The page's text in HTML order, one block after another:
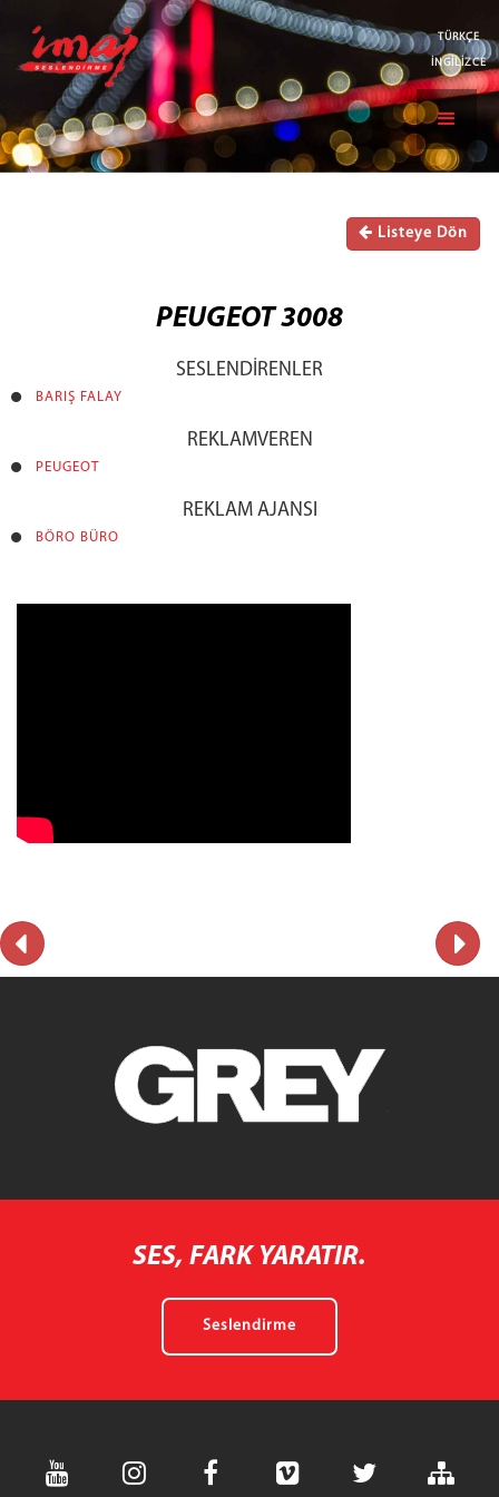
TÜRKÇE
İNGİLİZCE
Listeye Dön
PEUGEOT 3008
SESLENDİRENLER
BARIŞ FALAY
REKLAMVEREN
PEUGEOT
REKLAM AJANSI
BÖRO BÜRO
SES, FARK YARATIR.
Seslendirme